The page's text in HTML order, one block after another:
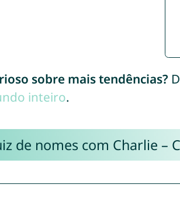
sobre mais tendências?
inteiro.
de nomes com Charlie –